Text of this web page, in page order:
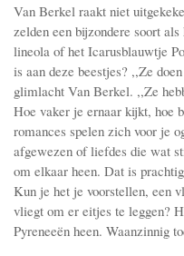
Van Berkel raakt niet
zelden een bijzondere soort
lineola of het Icarusblauwtje
is aan deze beestjes? ,,Ze
glimlacht Van Berkel. ,,Ze
Hoe vaker je ernaar kijkt, hoe
romances spelen zich voor je
afgewezen of liefdes die wat
om elkaar heen. Dat is
Kun je het je voorstellen, een
vliegt om er eitjes te leggen?
Pyreneeën heen. Waanzinnig